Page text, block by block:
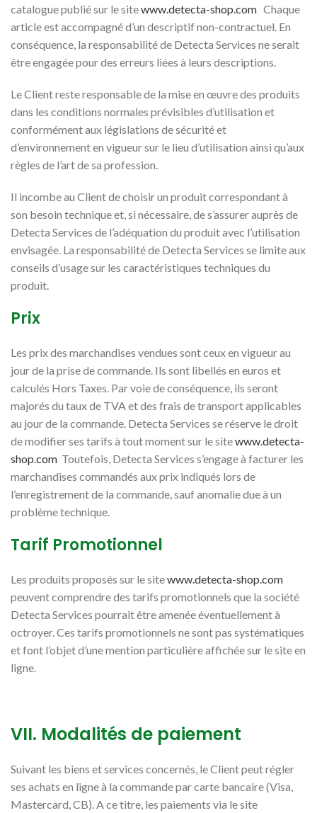
catalogue publié sur le sitewww.detecta-shop.com Chaque
article est accompagné d’un descriptif non-contractuel. En
conséquence, la responsabilité de Detecta Services ne serait
être engagée pour des erreurs liées à leurs descriptions.
Le Client reste responsable de la mise en œuvre des produits
dans les conditions normales prévisibles d’utilisation et
conformément aux législations de sécurité et
d’environnement en vigueur sur le lieu d’utilisation ainsi qu’aux
règles de l’art de sa profession.
Il incombe au Client de choisir un produit correspondant à
son besoin technique et, si nécessaire, de s’assurer auprès de
Detecta Services de l’adéquation du produit avec l’utilisation
envisagée. La responsabilité de Detecta Services se limite aux
conseils d’usage sur les caractéristiques techniques du
produit.
Prix
Les prix des marchandises vendues sont ceux en vigueur au
jour de la prise de commande. Ils sont libellés en euros et
calculés Hors Taxes. Par voie de conséquence, ils seront
majorés du taux de TVA et des frais de transport applicables
au jour de la commande. Detecta Services se réserve le droit
de modifier ses tarifs à tout moment sur le sitewww.detecta-
shop.com Toutefois, Detecta Services s’engage à facturer les
marchandises commandés aux prix indiqués lors de
l’enregistrement de la commande, sauf anomalie due à un
problème technique.
Tarif Promotionnel
Les produits proposés sur le sitewww.detecta-shop.com
peuvent comprendre des tarifs promotionnels que la société
Detecta Services pourrait être amenée éventuellement à
octroyer. Ces tarifs promotionnels ne sont pas systématiques
et font l’objet d’une mention particulière affichée sur le site en
ligne.
VII. Modalités de paiement
Suivant les biens et services concernés, le Client peut régler
ses achats en ligne à la commande par carte bancaire (Visa,
Mastercard, CB). A ce titre, les paiements via le site